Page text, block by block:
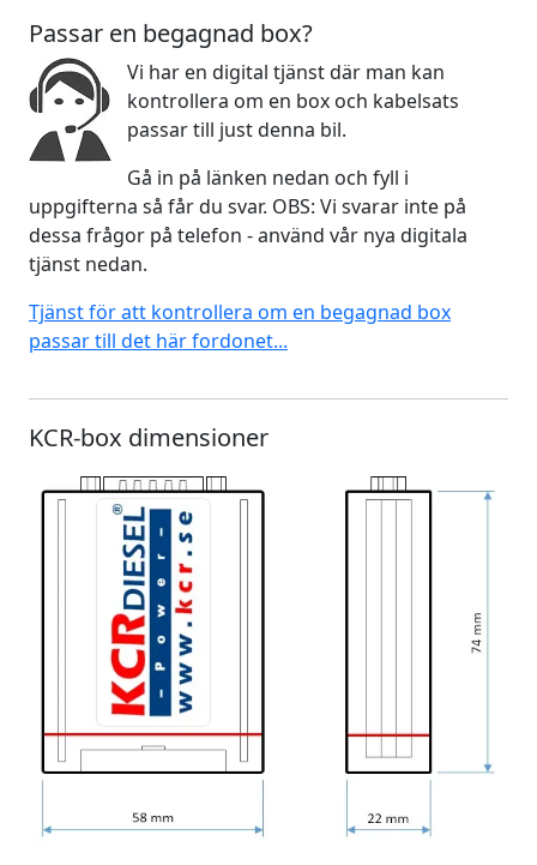
Passar en begagnad box?
Vi har en digital tjänst där man kan
kontrollera om en box och kabelsats
passar till just denna bil.
Gå in på länken nedan och fyll i
uppgifterna så får du svar. OBS: Vi svarar inte på
dessa frågor på telefon - använd vår nya digitala
tjänst nedan.
Tjänst för att kontrollera om en begagnad box
passar till det här fordonet...
KCR-box dimensioner